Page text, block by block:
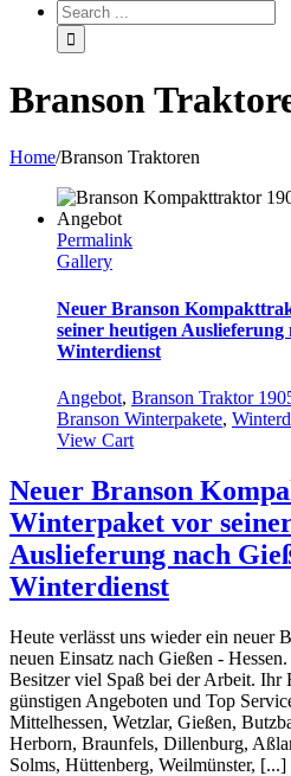
Branson
Home/Branson Traktoren
Permalink
Gallery
Neuer Branson
seiner heutigen Auslieferung
Winterdienst
Angebot, Branson Traktor
Branson Winterpakete,
View Cart
Neuer Branson
Winterpaket vor
Auslieferung nach
Winterdienst
Heute verlässt uns wieder ein neuer
neuen Einsatz nach Gießen -
Besitzer viel Spaß bei der Arbeit. Ihr
günstigen Angeboten und Top
Mittelhessen, Wetzlar, Gießen,
Herborn, Braunfels, Dillenburg,
Solms, Hüttenberg, Weilmünster, [...]